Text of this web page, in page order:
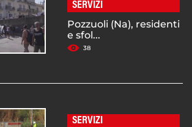
SERVIZI
Pozzuoli (Na), residenti
e sfol...
38
SERVIZI